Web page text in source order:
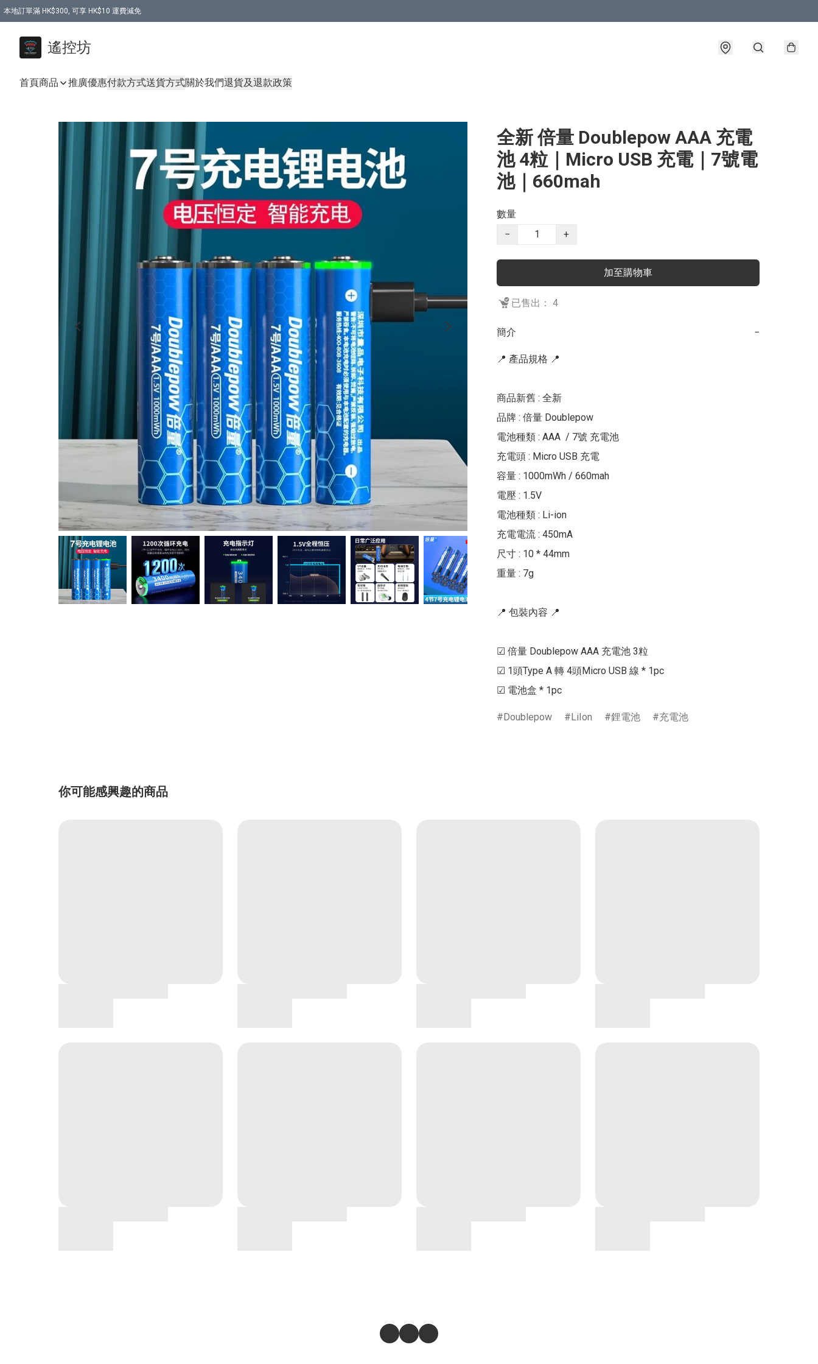
本地訂單滿 HK$300, 可享 HK$10 運費減免
遙控坊
首頁商品 推廣優惠付款方式送貨方式關於我們退貨及退款政策
全新 倍量 Doublepow AAA 充電
池 4粒｜Micro USB 充電｜7號電
池｜660mah
數量
−
+
加至購物車
已售出： 4
簡介 −
📍 產品規格 📍
商品新舊 : 全新
品牌 : 倍量 Doublepow
電池種類 : AAA  / 7號 充電池
充電頭 : Micro USB 充電
容量 : 1000mWh / 660mah
電壓 : 1.5V
電池種類 : Li-ion
充電電流 : 450mA
尺寸 : 10 * 44mm
重量 : 7g
📍 包裝內容 📍
☑ 倍量 Doublepow AAA 充電池 3粒
☑ 1頭Type A 轉 4頭Micro USB 線 * 1pc
☑ 電池盒 * 1pc
Doublepow LiIon 鋰電池 充電池
你可能感興趣的商品